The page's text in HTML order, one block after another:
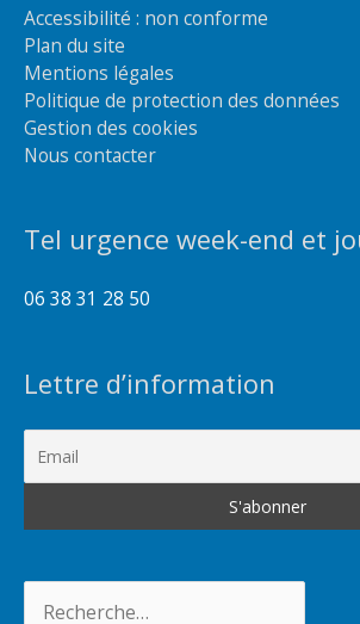
Accessibilité : non conforme
Plan du site
Mentions légales
Politique de protection des données
Gestion des cookies
Nous contacter
Tel urgence week-end et
06 38 31 28 50
Lettre d’information